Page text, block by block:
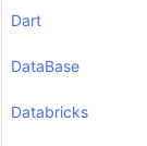
Dart
DataBase
Databricks